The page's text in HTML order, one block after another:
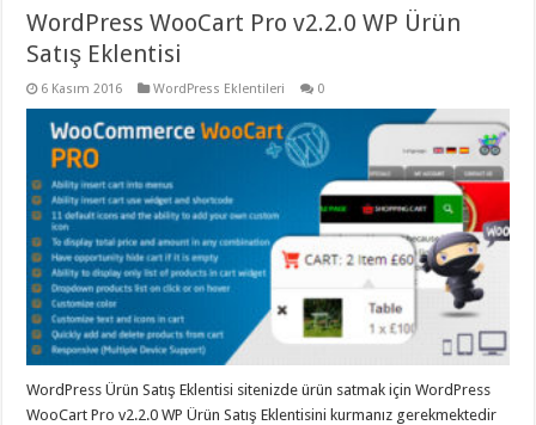
WordPress WooCart Pro v2.2.0 WP Ürün
Satış Eklentisi
6 Kasım 2016 WordPress Eklentileri 0
WordPress Ürün Satış Eklentisi sitenizde ürün satmak için WordPress
WooCart Pro v2.2.0 WP Ürün Satış Eklentisini kurmanız gerekmektedir